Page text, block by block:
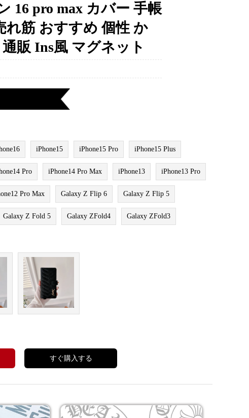
16 pro max カバー 手帳
れ筋 おすすめ 個性 か
販 Ins風 マグネット
iPhone15 iPhone15 Pro iPhone15 Plus
Pro iPhone14 Pro Max iPhone13 iPhone13 Pro
Pro Max Galaxy Z Flip 6 Galaxy Z Flip 5
Galaxy Z Fold 5 Galaxy ZFold4 Galaxy ZFold3
すぐ購入する